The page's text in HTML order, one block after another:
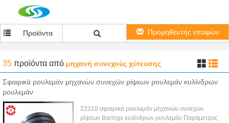
Προϊόντα Προμηθευτής επαφών
35 προϊόντα από μηχανή συνεχούς χύτευσης
Σφαιρικά ρουλεμάν μηχανών συνεχών ρίψεων ρουλεμάν κυλίνδρων
ρουλεμάν
22310 σφαιρικά ρουλεμάν μηχανών συνεχών
ρίψεων Barings κυλίνδρων ρουλεμάν Παράμετρος